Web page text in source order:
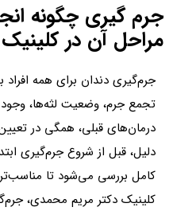
جرم گیری چگونه
مراحل آن در
جرم‌گیری دندان برای همه
تجمع جرم، وضعیت لثه‌ها،
درمان‌های قبلی، همگی در
دلیل، قبل از شروع جرم‌گیری
کامل بررسی می‌شود تا
کلینیک دکتر مریم محمدی،